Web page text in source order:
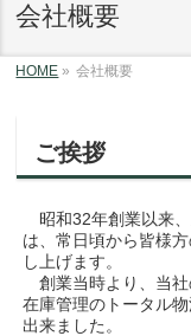
会社概要
HOME » 会社概要
ご挨拶
昭和32年創業以来
は、常日頃から皆様
し上げます。
創業当時より、当社
在庫管理のトータル
出来ました。